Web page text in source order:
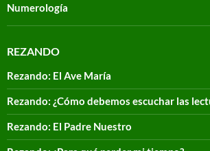
Numerología
REZANDO
Rezando: El Ave María
Rezando: ¿Cómo debemos escuchar las
Rezando: El Padre Nuestro